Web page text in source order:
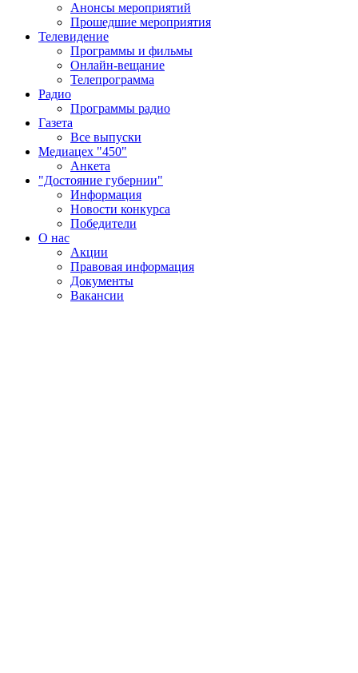
Анонсы мероприятий
Прошедшие мероприятия
Телевидение
Программы и фильмы
Онлайн-вещание
Телепрограмма
Радио
Программы радио
Газета
Все выпуски
Медиацех "450"
Анкета
"Достояние губернии"
Информация
Новости конкурса
Победители
О нас
Акции
Правовая информация
Документы
Вакансии